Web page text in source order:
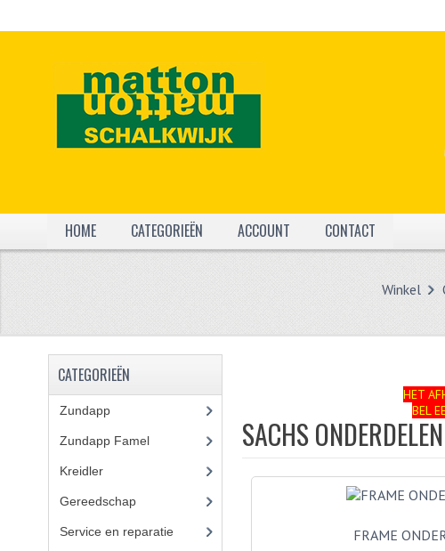
HOME
CATEGORIEËN ACCOUNT CONTACT
Winkel
HET
BEL
SACHS ONDERDELEN
FRAME
CATEGORIEËN
Zundapp(2591)
Zundapp Famel(61)
Kreidler(648)
Gereedschap(5)
Service en reparatie